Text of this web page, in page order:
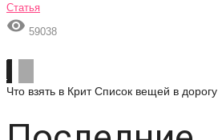
Статья
 59038
Что взять в Крит Список вещей в дорогу